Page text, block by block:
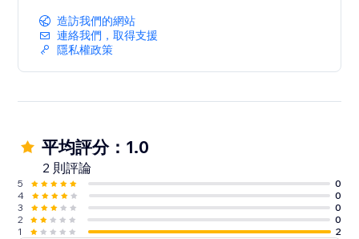
造訪我們的網站
連絡我們，取得支援
隱私權政策
平均評分：1.0
2 則評論
5
0
4
0
3
0
2
0
1
2